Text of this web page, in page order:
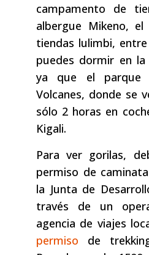
campamento de
albergue Mikeno,
tiendas lulimbi,
puedes dormir en
ya que el parque
Volcanes, donde se
sólo 2 horas en
Kigali.
Para ver gorilas,
permiso de
la Junta de
través de un
agencia de viajes
permiso de